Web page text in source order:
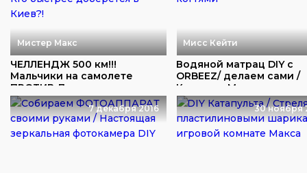
Мистер Макс
ЧЕЛЛЕНДЖ 500 км!!!
Мальчики на самолете
ПРОТИВ Девочек на ма...
Мисс Кейти
Водяной матрац DIY с
ORBEEZ/ делаем сами /
Кошечка Мурка прод...
7 декабря 2016 30 ноября